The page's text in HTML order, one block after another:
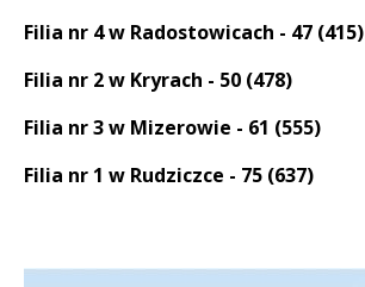
Filia nr 4 w Radostowicach - 47 (415)
Filia nr 2 w Kryrach - 50 (478)
Filia nr 3 w Mizerowie - 61 (555)
Filia nr 1 w Rudziczce - 75 (637)